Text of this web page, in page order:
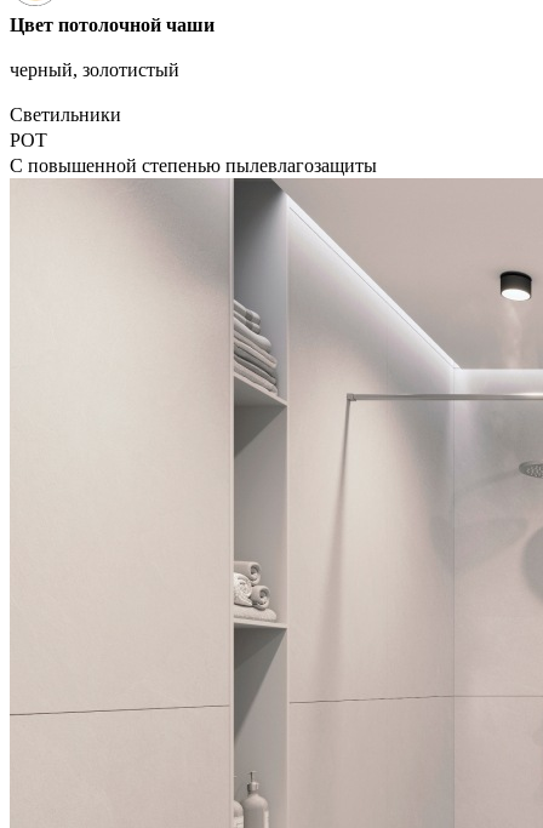
Цвет потолочной чаши
черный, золотистый
Светильники
POT
С повышенной степенью пылевлагозащиты